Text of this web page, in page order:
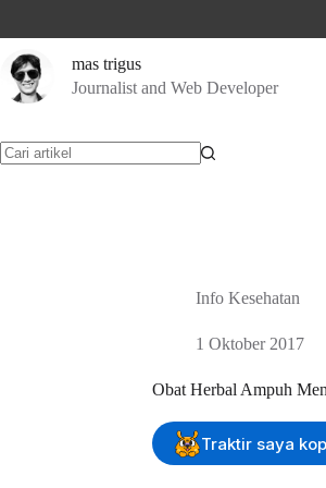
mas trigus
Journalist and Web Developer
Info Kesehatan
1 Oktober 2017
Obat Herbal Ampuh
Traktir saya